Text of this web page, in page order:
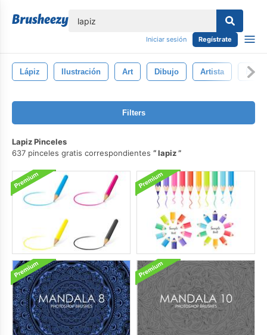
Iniciar sesión Regístrate
Lápiz Ilustración Art Dibujo Artista
Filters
Lapiz Pinceles
637 pinceles gratis correspondientes
lapiz